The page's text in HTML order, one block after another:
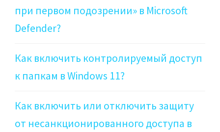
при первом подозрении» в Microsoft
Defender?
Как включить контролируемый доступ
к папкам в Windows 11?
Как включить или отключить защиту
от несанкционированного доступа в